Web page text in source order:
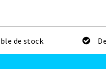
de stock.